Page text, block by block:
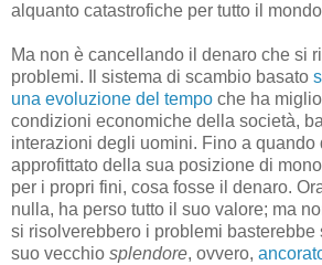
alquanto catastrofiche per tutto il
Ma non è cancellando il denaro che si
problemi. Il sistema di scambio basato
una evoluzione del tempo che ha
condizioni economiche della società,
interazioni degli uomini. Fino a quando
approfittato della sua posizione di
per i propri fini, cosa fosse il denaro.
nulla, ha perso tutto il suo valore; ma
si risolverebbero i problemi basterebbe
suo vecchio splendore, ovvero,